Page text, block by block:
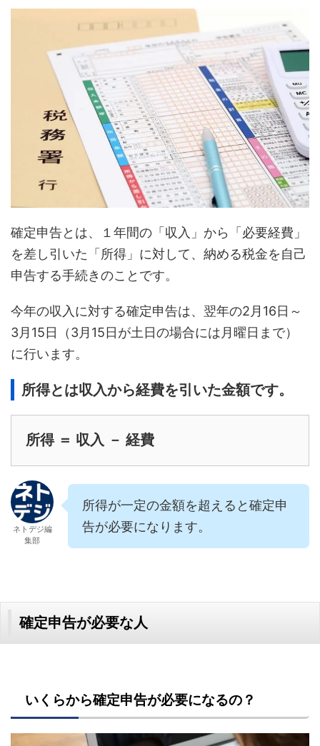
確定申告とは、１年間の「収入」から「必要経費」
を差し引いた「所得」に対して、納める税金を自己
申告する手続きのことです。
今年の収入に対する確定申告は、翌年の2月16日～
3月15日（3月15日が土日の場合には月曜日まで）
に行います。
所得とは収入から経費を引いた金額です。
所得 ＝ 収入 － 経費
ネトデジ編
集部
所得が一定の金額を超えると確定申
告が必要になります。
確定申告が必要な人
いくらから確定申告が必要になるの？